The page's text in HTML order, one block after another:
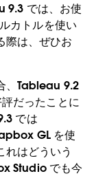
9.3 では、お使
カトルを使い
際は、ぜひお
、Tableau 9.2
だったことに
では
GL を使
れはどういう
Studio でも今